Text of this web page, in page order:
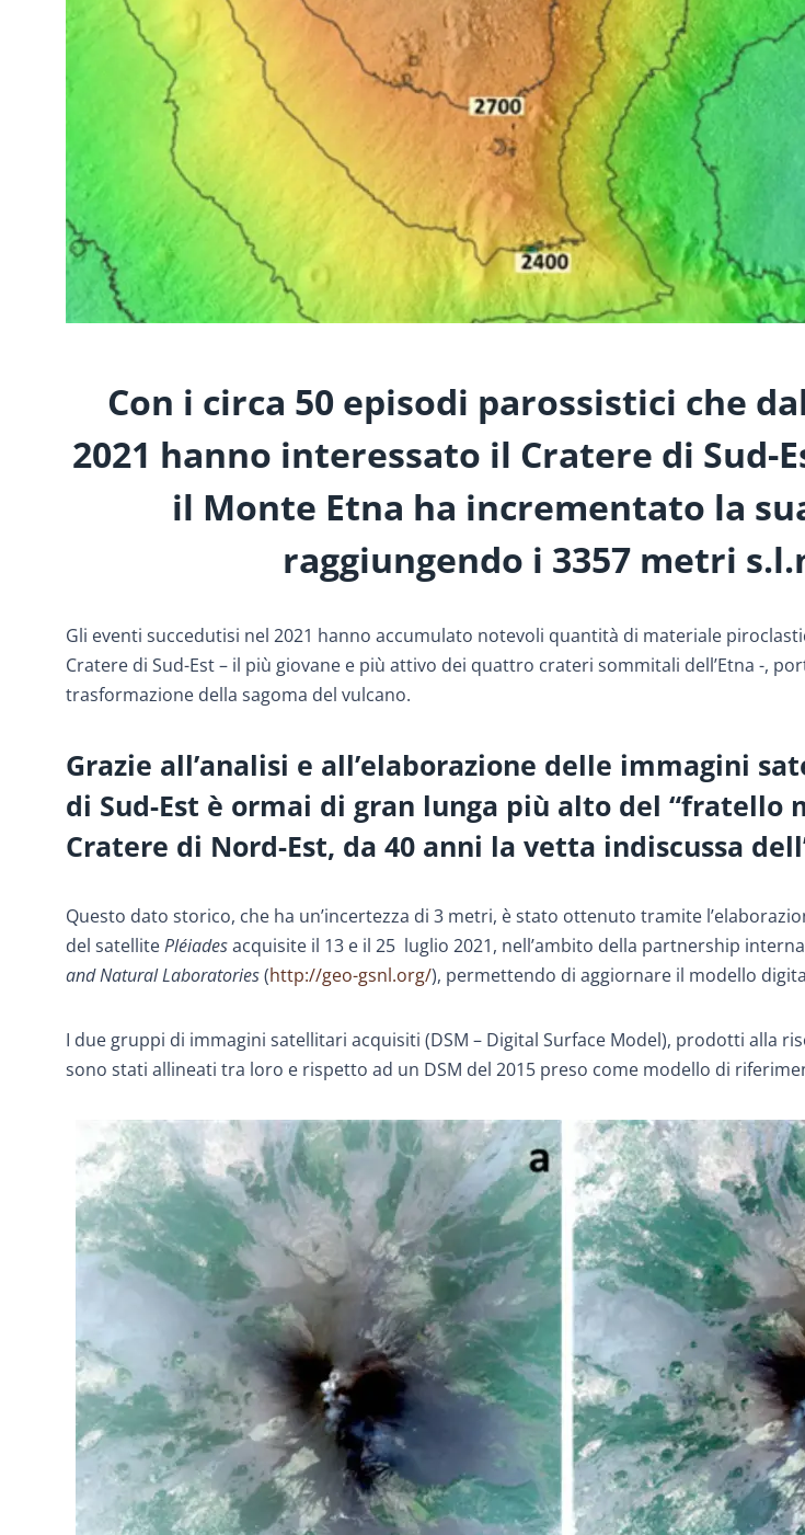
Con i circa 50 episodi parossistici che
2021 hanno interessato il Cratere di Sud-
il Monte Etna ha incrementato la
raggiungendo i 3357 metri
Gli eventi succedutisi nel 2021 hanno accumulato notevoli quantità di materiale
Cratere di Sud-Est – il più giovane e più attivo dei quattro crateri sommitali dell’Etna -,
trasformazione della sagoma del vulcano.
Grazie all’analisi e all’elaborazione delle immagini
di Sud-Est è ormai di gran lunga più alto del “fratello
Cratere di Nord-Est, da 40 anni la vetta indiscussa
Questo dato storico, che ha un’incertezza di 3 metri, è stato ottenuto tramite
del satellitePléiadesacquisite il 13 e il 25 luglio 2021, nell’ambito della partnership
and Natural Laboratories(http://geo-gsnl.org/), permettendo di aggiornare il modello
I due gruppi di immagini satellitari acquisiti (DSM – Digital Surface Model), prodotti alla
sono stati allineati tra loro e rispetto ad un DSM del 2015 preso come modello di